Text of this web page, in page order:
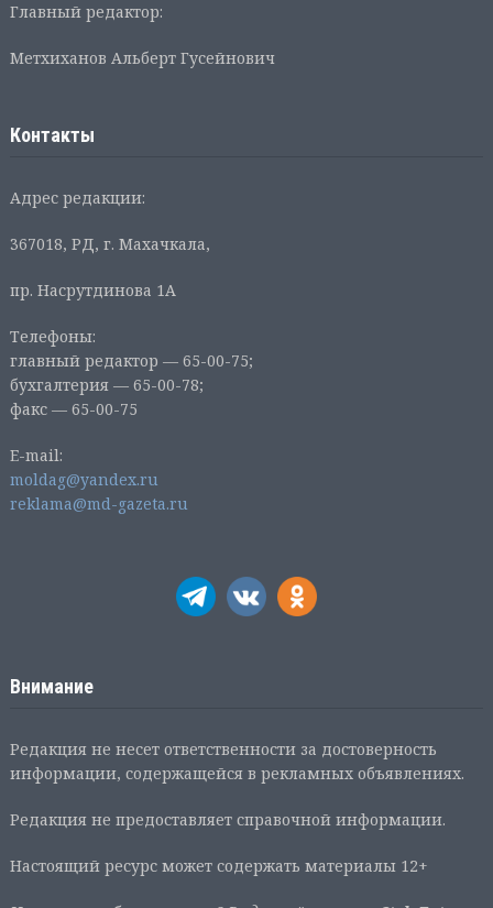
Главный редактор:
Метхиханов Альберт Гусейнович
Контакты
Адрес редакции:
367018, РД, г. Махачкала,
пр. Насрутдинова 1А
Телефоны:
главный редактор — 65-00-75;
бухгалтерия — 65-00-78;
факс — 65-00-75
E-mail:
moldag@yandex.ru
reklama@md-gazeta.ru
Внимание
Редакция не несет ответственности за достоверность
информации, содержащейся в рекламных объявлениях.
Редакция не предоставляет справочной информации.
Настоящий ресурс может содержать материалы 12+